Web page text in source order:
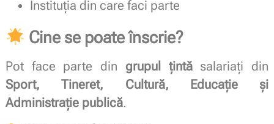
Instituția din care faci parte
Cine se poate înscrie?
Pot face parte din grupul țintăsalariați din
Sport, Tineret, Cultură, Educație și
Administrație publică.